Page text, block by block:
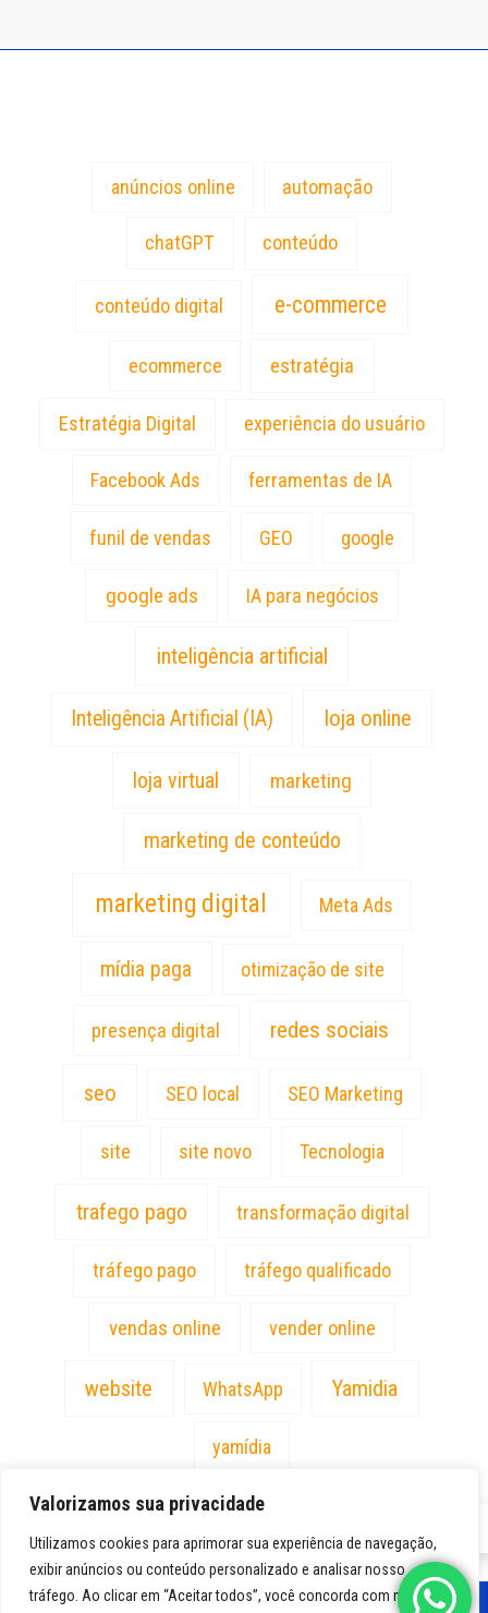
Valorizamos sua privacidade
Utilizamos cookies para aprimorar sua experiência de navegação,
exibir anúncios ou conteúdo personalizado e analisar nosso
tráfego. Ao clicar em “Aceitar todos”, você concorda com nosso
anúncios online automação
chatGPT conteúdo
conteúdo digital e-commerce
ecommerce estratégia
Estratégia Digital experiência do usuário
Facebook Ads ferramentas de IA
funil de vendas GEO google
google ads IA para negócios
inteligência artificial
Inteligência Artificial (IA) loja online
loja virtual marketing
marketing de conteúdo
marketing digital Meta Ads
mídia paga otimização de site
presença digital redes sociais
seo SEO local SEO Marketing
site site novo Tecnologia
trafego pago transformação digital
tráfego pago tráfego qualificado
vendas online vender online
website WhatsApp Yamidia
yamídia